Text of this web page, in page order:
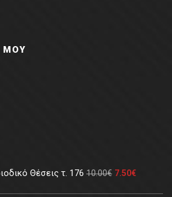
ΜΟΥ
Θέσεις τ. 176 10.00€ 7.50€